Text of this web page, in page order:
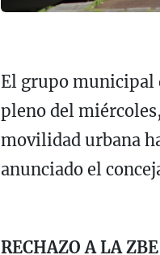
El grupo municipal
pleno del
movilidad urbana
anunciado el
RECHAZO A LA ZBE